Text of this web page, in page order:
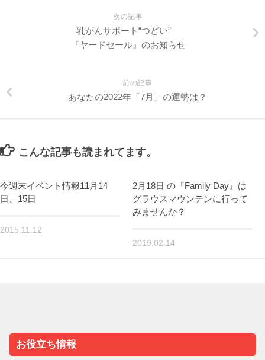
次の記事
乳がんサポート“つどい”
『ヤードセール』のお知らせ
前の記事
あなたの2022年「7月」の運勢は？
こんな記事も読まれてます。
今週末イベント情報11月14
日、15日
2015.11.12
2月18日 の『Family Day』は
グラウスマウンテンに行って
みませんか？
2019.02.14
お役立ち情報